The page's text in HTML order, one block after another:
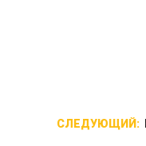
СЛЕДУЮЩИЙ: